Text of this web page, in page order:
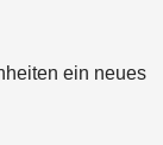
ein neues